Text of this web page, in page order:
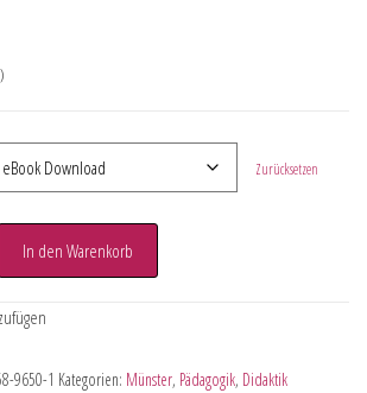
Zurücksetzen
In den Warenkorb
9650-1 Kategorien: Münster, Pädagogik, Didaktik